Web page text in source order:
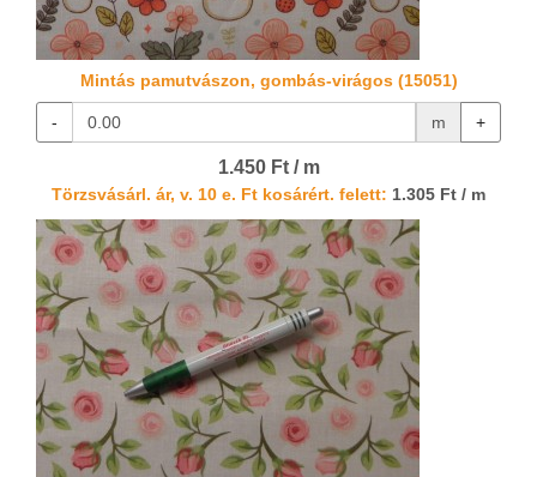
Mintás pamutvászon, gombás-virágos (15051)
- m +
1.450 Ft / m
Törzsvásárl. ár, v. 10 e. Ft kosárért. felett: 1.305 Ft / m